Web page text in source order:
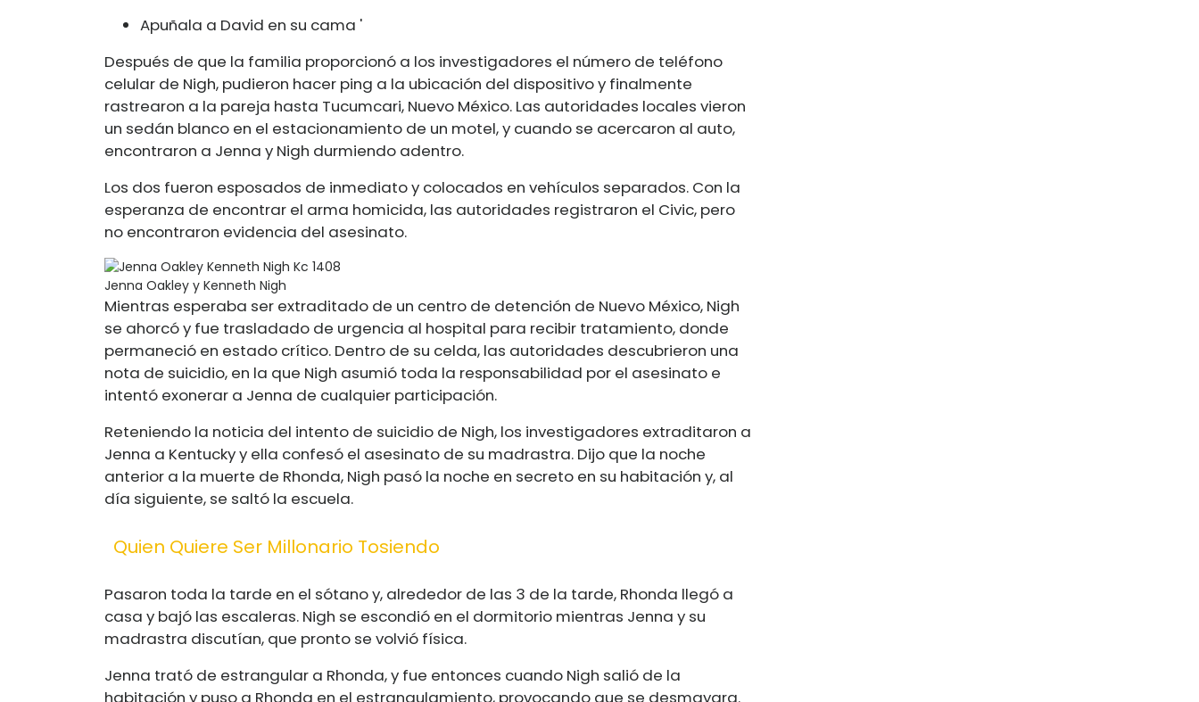
Apuñala a David en su cama '
Después de que la familia proporcionó a los investigadores el número de teléfono
celular de Nigh, pudieron hacer ping a la ubicación del dispositivo y finalmente
rastrearon a la pareja hasta Tucumcari, Nuevo México. Las autoridades locales vieron
un sedán blanco en el estacionamiento de un motel, y cuando se acercaron al auto,
encontraron a Jenna y Nigh durmiendo adentro.
Los dos fueron esposados ​​de inmediato y colocados en vehículos separados. Con la
esperanza de encontrar el arma homicida, las autoridades registraron el Civic, pero
no encontraron evidencia del asesinato.
Jenna Oakley y Kenneth Nigh
Mientras esperaba ser extraditado de un centro de detención de Nuevo México, Nigh
se ahorcó y fue trasladado de urgencia al hospital para recibir tratamiento, donde
permaneció en estado crítico. Dentro de su celda, las autoridades descubrieron una
nota de suicidio, en la que Nigh asumió toda la responsabilidad por el asesinato e
intentó exonerar a Jenna de cualquier participación.
Reteniendo la noticia del intento de suicidio de Nigh, los investigadores extraditaron a
Jenna a Kentucky y ella confesó el asesinato de su madrastra. Dijo que la noche
anterior a la muerte de Rhonda, Nigh pasó la noche en secreto en su habitación y, al
día siguiente, se saltó la escuela.
Quien Quiere Ser Millonario Tosiendo
Pasaron toda la tarde en el sótano y, alrededor de las 3 de la tarde, Rhonda llegó a
casa y bajó las escaleras. Nigh se escondió en el dormitorio mientras Jenna y su
madrastra discutían, que pronto se volvió física.
Jenna trató de estrangular a Rhonda, y fue entonces cuando Nigh salió de la
habitación y puso a Rhonda en el estrangulamiento, provocando que se desmayara.